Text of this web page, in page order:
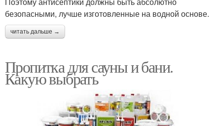
безопасными, лучше изготовленные на водной основе.
читать дальше →
Пропитка для сауны и бани.
Какую выбрать